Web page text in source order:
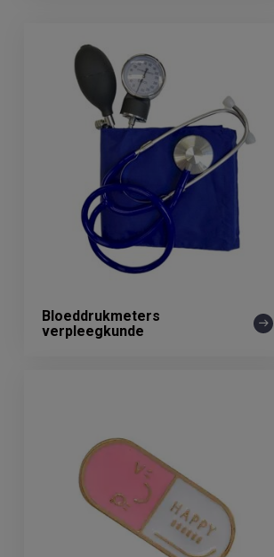
Bloeddrukmeters
verpleegkunde